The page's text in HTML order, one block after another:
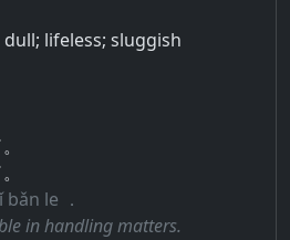
lifeless; sluggish
le ．
in handling matters.